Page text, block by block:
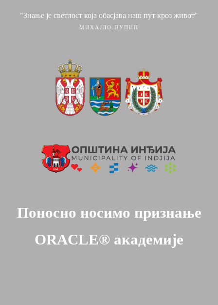
"Знање је светлост која обасјава наш пут кроз живот"
МИХАЈЛО ПУПИН
Поносно носимо признање
ORACLE® академије